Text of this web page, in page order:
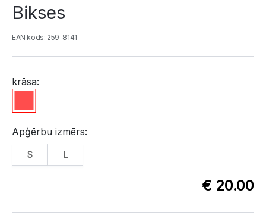
Bikses
EAN kods: 259-8141
krāsa:
Apģērbu izmērs:
S L
€ 20.00